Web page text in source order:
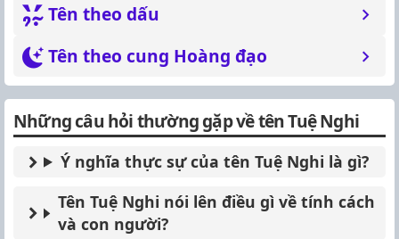
Tên theo dấu
Tên theo cung Hoàng đạo
Những câu hỏi thường gặp về tên Tuệ Nghi
Ý nghĩa thực sự của tên Tuệ Nghi là gì?
Tên Tuệ Nghi nói lên điều gì về tính cách
và con người?